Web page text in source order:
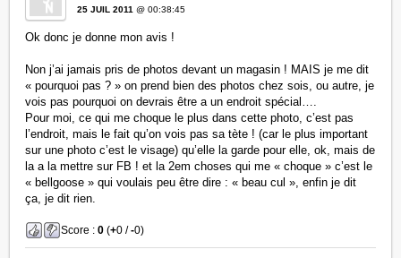
25 JUIL 2011 @ 00:38:45
Ok donc je donne mon avis !
Non j’ai jamais pris de photos devant un magasin ! MAIS je me dit
« pourquoi pas ? » on prend bien des photos chez sois, ou autre, je
vois pas pourquoi on devrais être a un endroit spécial….
Pour moi, ce qui me choque le plus dans cette photo, c’est pas
l’endroit, mais le fait qu’on vois pas sa tète ! (car le plus important
sur une photo c’est le visage) qu’elle la garde pour elle, ok, mais de
la a la mettre sur FB ! et la 2em choses qui me « choque » c’est le
« bellgoose » qui voulais peu être dire : « beau cul », enfin je dit
ça, je dit rien.
Score :0 (+0 /-0)